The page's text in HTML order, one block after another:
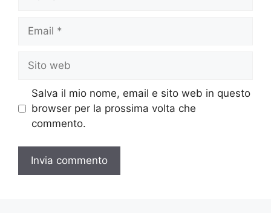
web
Salva il mio nome, email e sito web in questo
browser per la prossima volta che
commento.